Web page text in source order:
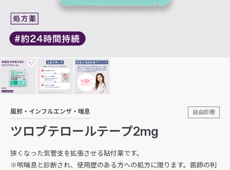
自由診療
風邪・インフルエンザ・喘息
ツロブテロールテープ2mg
狭くなった気管支を拡張させる貼付薬です。
※咳喘息と診断され、使用歴のある方への処方に限ります。医師の判